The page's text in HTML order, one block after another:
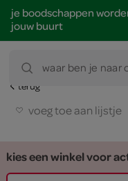
je boodschappen
jouw buurt
waar ben je naar
terug
voeg toe aan lijstje
kies een winkel voor